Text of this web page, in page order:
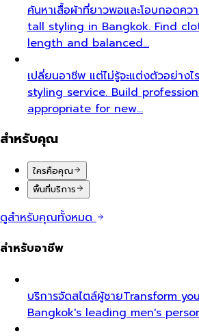
ค้นหาเสื้อผ้าที่ยาวพอและโอบกอดค
tall styling in Bangkok. Find
length and balanced…
เปลี่ยนอาชีพ แต่ไม่รู้จะแต่งตัวอย่างไ
styling service. Build
appropriate for new…
สำหรับคุณ
ใครคือคุณ
พื้นที่บริการ
ดูสำหรับคุณทั้งหมด
สำหรับอาชีพ
บริการจัดสไตล์ผู้ชายTransform
Bangkok's leading men's